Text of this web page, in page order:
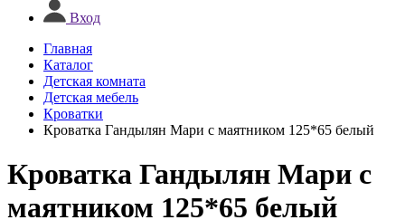
Вход
Главная
Каталог
Детская комната
Детская мебель
Кроватки
Кроватка Гандылян Мари с маятником 125*65 белый
Кроватка Гандылян Мари с
маятником 125*65 белый